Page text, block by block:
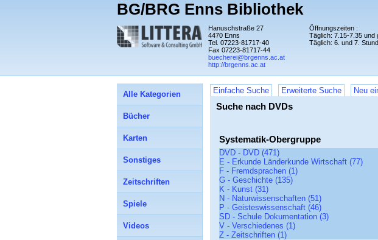
BG/BRG Enns Bibliothek
Hanuschstraße 27
4470 Enns
Tel. 07223-81717-40
Fax 07223-81717-44
buecherei@brgenns.ac.at
http://brgenns.ac.at
Öffnungszeiten :
Täglich: 7.15-7.35 und
Täglich: 6. und 7.
Einfache Suche Erweiterte Suche Neu
Suche nach DVDs
Systematik-Obergruppe
DVD - DVD (471)
E - Erkunde Länderkunde Wirtschaft (77)
F - Fremdsprachen (1)
G - Geschichte (135)
K - Kunst (31)
N - Naturwissenschaften (51)
P - Geisteswissenschaft (46)
SD - Schule Dokumentation (3)
V - Verschiedenes (1)
Z - Zeitschriften (1)
Alle Kategorien
Bücher
Karten
Sonstiges
Zeitschriften
Spiele
Videos